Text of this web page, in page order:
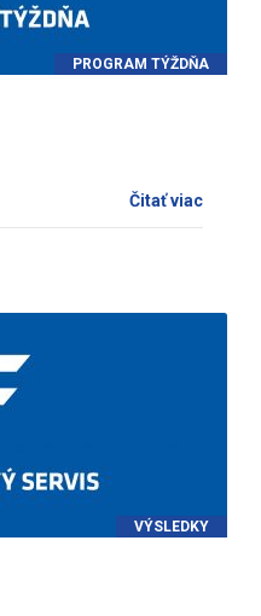
PROGRAM TÝŽDŇA
Čitať viac
VÝSLEDKY